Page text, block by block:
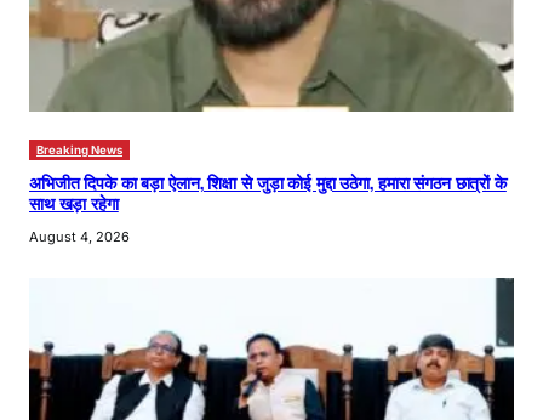
Breaking News
अभिजीत दिपके का बड़ा ऐलान, शिक्षा से जुड़ा कोई मुद्दा उठेगा, हमारा संगठन छात्रों के
साथ खड़ा रहेगा
August 4, 2026